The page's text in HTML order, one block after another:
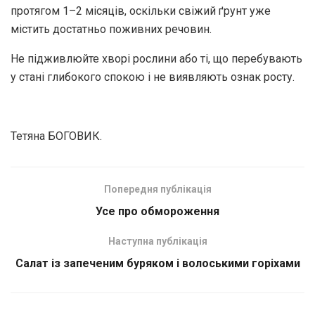
протягом 1–2 місяців, оскільки свіжий ґрунт уже
містить достатньо поживних речовин.
Не підживлюйте хворі рослини або ті, що перебувають
у стані глибокого спокою і не виявляють ознак росту.
Тетяна БОГОВИК.
Попередня публікація
Усе про обмороження
Наступна публікація
Салат із запеченим буряком і волоськими горіхами